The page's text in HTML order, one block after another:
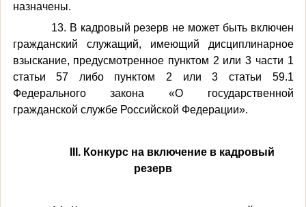
назначены.
13. В кадровый резерв не может быть включен
гражданский служащий, имеющий дисциплинарное
взыскание, предусмотренное пунктом 2 или 3 части 1
статьи 57 либо пунктом 2 или 3 статьи 59.1
Федерального закона «О государственной
гражданской службе Российской Федерации».
III. Конкурс на включение в кадровый
резерв